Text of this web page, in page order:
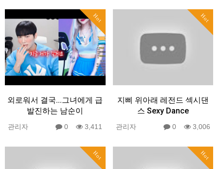
Hot
외로워서 결국...그녀에게 급
발진하는 남순이
관리자 0 3,411
Hot
지삐 위아래 레전드 섹시댄
스 Sexy Dance
관리자 0 3,006
Hot Hot